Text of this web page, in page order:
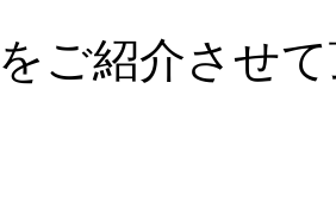
ご紹介させ